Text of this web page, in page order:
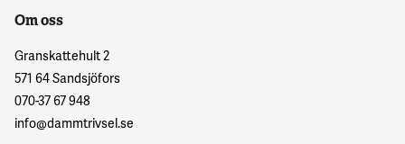
Om oss
Granskattehult 2
571 64 Sandsjöfors
070-37 67 948
info@dammtrivsel.se